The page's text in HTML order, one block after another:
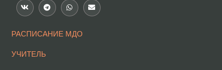
РАСПИСАНИЕ МДО
УЧИТЕЛЬ